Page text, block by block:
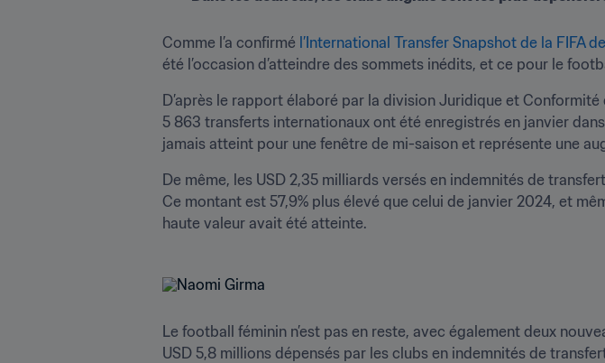
Comme l’a confirmé l’International Transfer Snapshot de la FIFA
été l’occasion d’atteindre des sommets inédits, et ce pour le
D’après le rapport élaboré par la division Juridique et
5 863 transferts internationaux ont été enregistrés en janvier
jamais atteint pour une fenêtre de mi-saison et représente une
De même, les USD 2,35 milliards versés en indemnités de
Ce montant est 57,9% plus élevé que celui de janvier 2024, et
haute valeur avait été atteinte.
Le football féminin n’est pas en reste, avec également deux
USD 5,8 millions dépensés par les clubs en indemnités de